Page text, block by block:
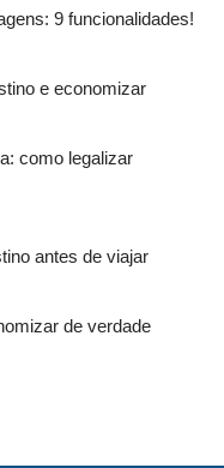
9 funcionalidades!
e economizar
como legalizar
antes de viajar
de verdade